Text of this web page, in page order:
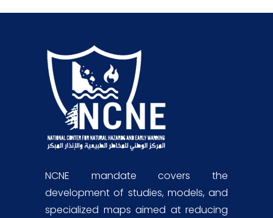
NCNE mandate covers the
development of studies, models, and
specialized maps aimed at reducing